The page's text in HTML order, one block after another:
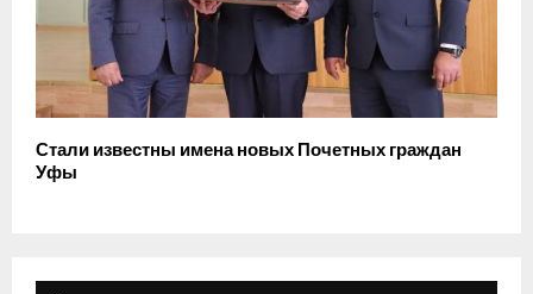
Стали известны имена новых Почетных граждан
Уфы